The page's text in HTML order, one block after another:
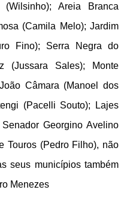
(Wilsinho); Areia Branca
(Camila Melo); Jardim
Fino); Serra Negra do
(Jussara Sales); Monte
Câmara (Manoel dos
(Pacelli Souto); Lajes
Georgino Avelino
Touros (Pedro Filho), não
seus municípios também
Menezes